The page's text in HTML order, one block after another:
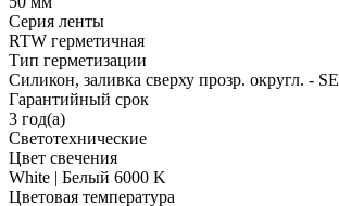
Серия ленты
RTW герметичная
Тип герметизации
Силикон, заливка сверху прозр. округл. - SE
Гарантийный срок
3 год(а)
Светотехнические
Цвет свечения
White | Белый 6000 K
Цветовая температура